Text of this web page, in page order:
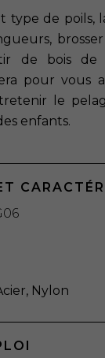
de poils,
de bois
pour vous
le
enfants.
Nylon